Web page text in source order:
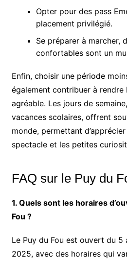
Opter pour des pass
placement privilégié.
Se préparer à marcher,
confortables sont un
Enfin, choisir une période
également contribuer à rendre
agréable. Les jours de
vacances scolaires, offrent
monde, permettant
spectacle et les petites
FAQ sur le Puy du
1. Quels sont les horaires
Fou ?
Le Puy du Fou est ouvert du 5
2025, avec des horaires qui